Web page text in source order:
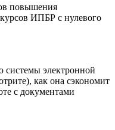
повышения
ИПБР с нулевого
системы электронной
как она сэкономит
с документами